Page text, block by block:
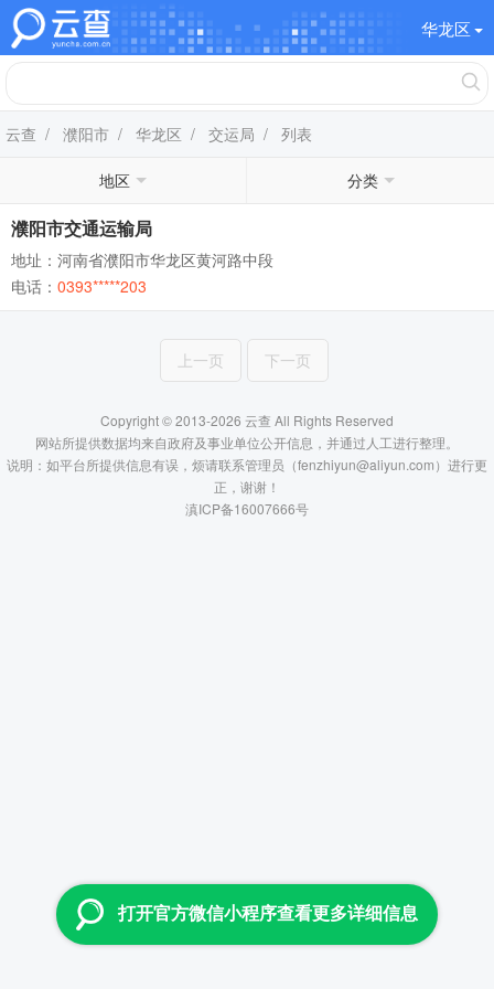
华龙区
云查 / 濮阳市 / 华龙区 / 交运局 / 列表
地区 分类
濮阳市交通运输局
地址：河南省濮阳市华龙区黄河路中段
电话： 0393*****203
上一页 下一页
Copyright © 2013-2026 云查 All Rights Reserved
网站所提供数据均来自政府及事业单位公开信息，并通过人工进行整理。
说明：如平台所提供信息有误，烦请联系管理员（fenzhiyun@aliyun.com）进行更
正，谢谢！
滇ICP备16007666号
打开官方微信小程序查看更多详细信息